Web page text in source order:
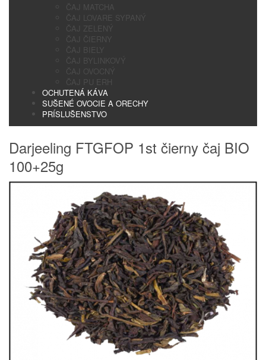
ČAJ MATCHA
ČAJ LOVARE SYPANÝ
ČAJ ZELENÝ
ČAJ ČIERNY
ČAJ BIELY
ČAJ BYLINKOVÝ
ČAJ OVOCNÝ
ČAJ PU ERH
OCHUTENÁ KÁVA
SUŠENÉ OVOCIE A ORECHY
PRÍSLUŠENSTVO
Darjeeling FTGFOP 1st čierny čaj BIO
100+25g